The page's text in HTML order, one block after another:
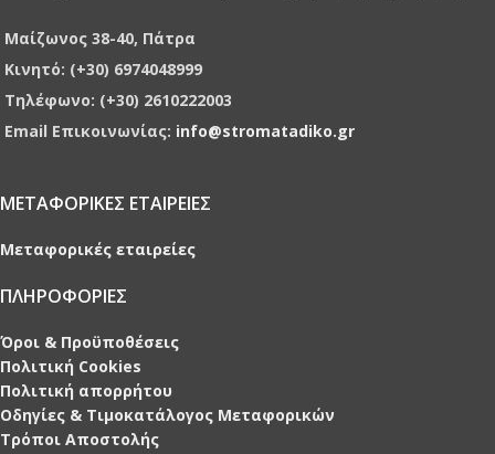
Μαίζωνος 38-40, Πάτρα
Κινητό: (+30) 6974048999
Τηλέφωνο: (+30) 2610222003
Email Επικοινωνίας: info@stromatadiko.gr
ΜΕΤΑΦΟΡΙΚΕΣ ΕΤΑΙΡΕΙΕΣ
Μεταφορικές εταιρείες
ΠΛΗΡΟΦΟΡΙΕΣ
Όροι & Προϋποθέσεις
Πολιτική Cookies
Πολιτική απορρήτου
Οδηγίες & Τιμοκατάλογος Μεταφορικών
Τρόποι Αποστολής